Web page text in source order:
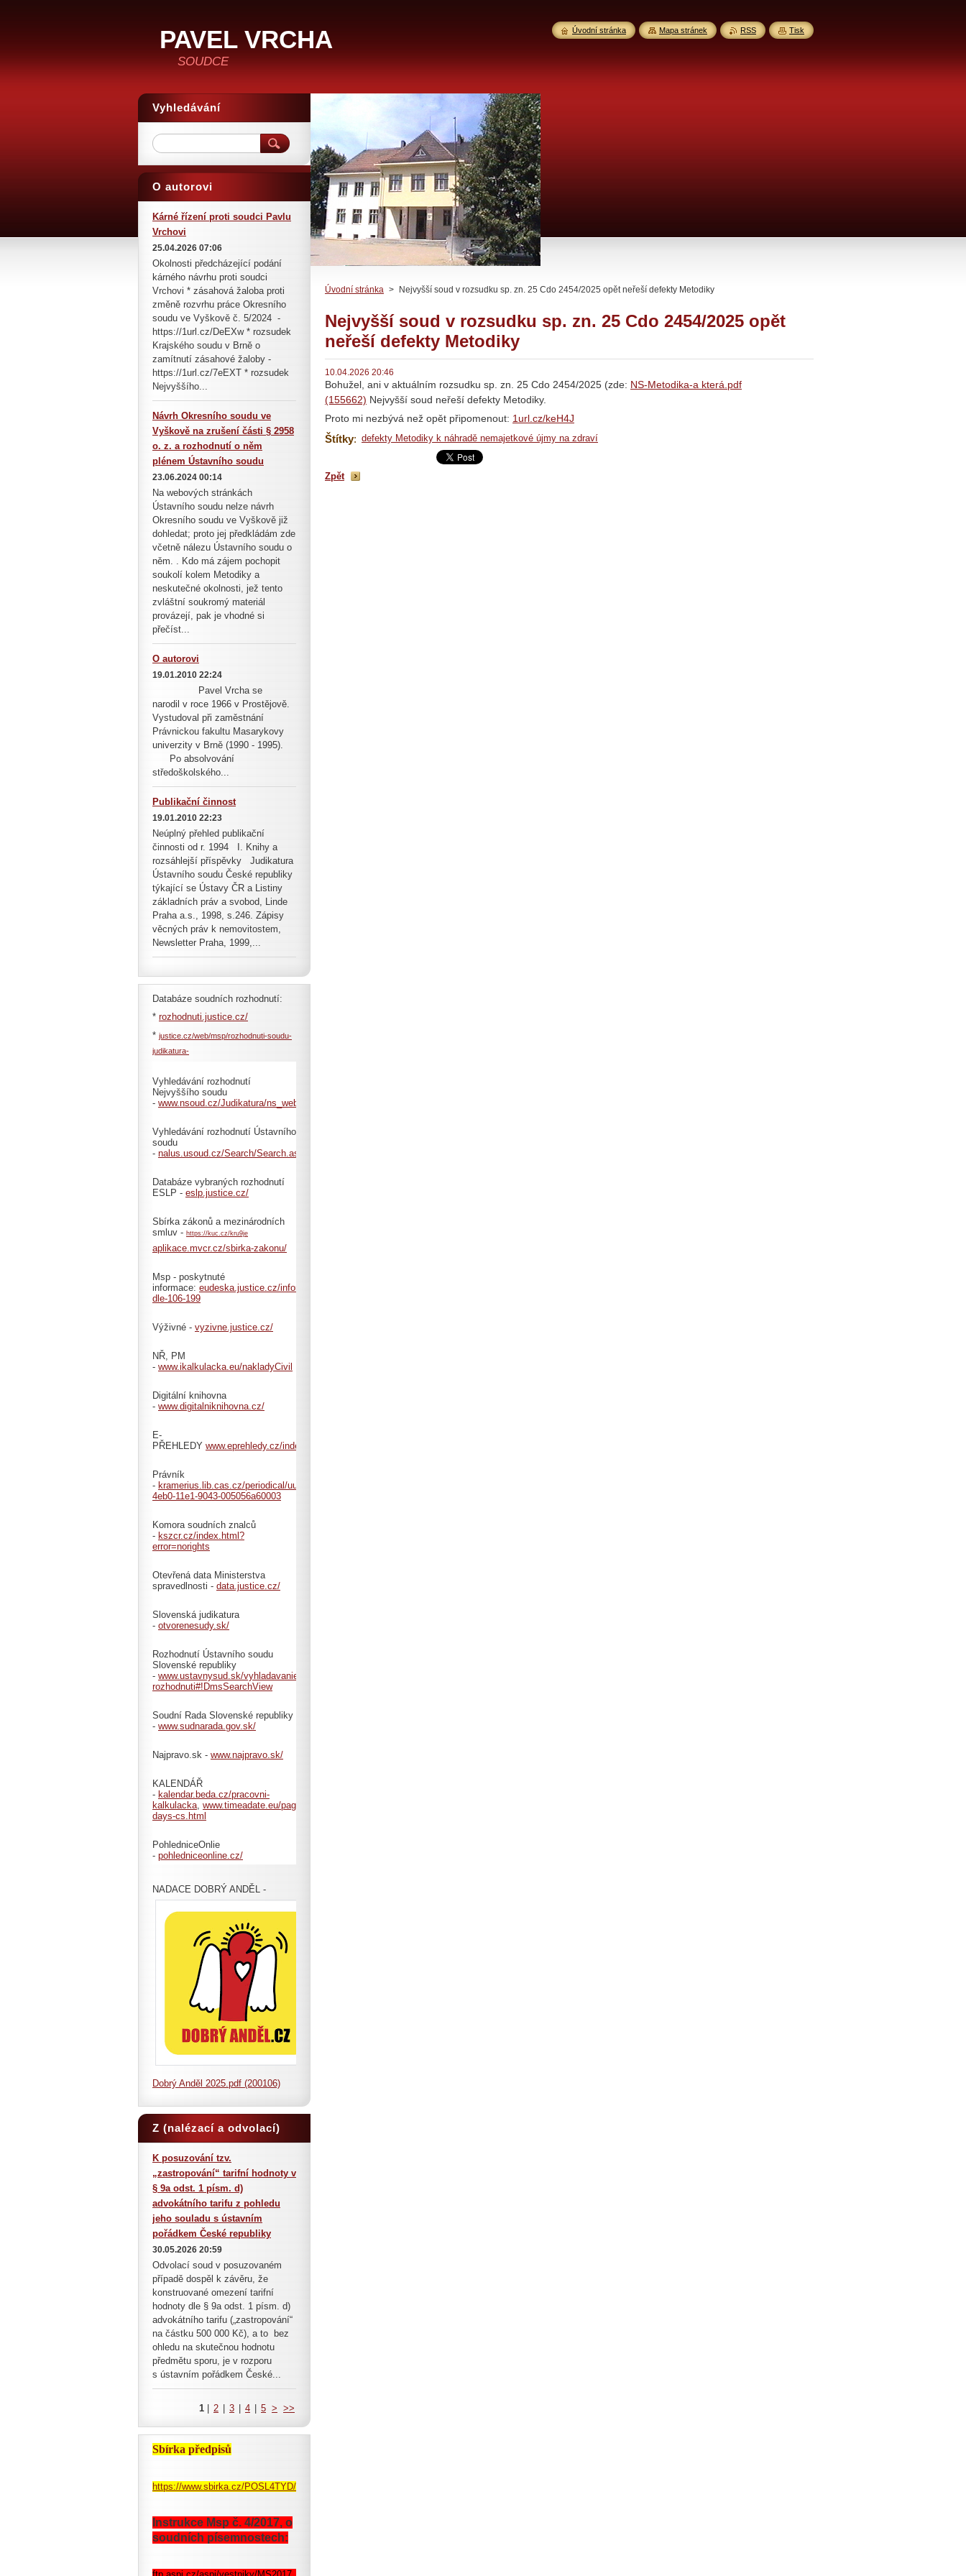
PAVEL VRCHA
SOUDCE
Úvodní stránka > Nejvyšší soud v rozsudku sp. zn. 25 Cdo 2454/2025 opět neřeší defekty Metodiky
Nejvyšší soud v rozsudku sp. zn. 25 Cdo 2454/2025 opět
neřeší defekty Metodiky
10.04.2026 20:46
Bohužel, ani v aktuálním rozsudku sp. zn. 25 Cdo 2454/2025 (zde: NS-Metodika-a která.pdf
(155662) Nejvyšší soud neřeší defekty Metodiky.
Proto mi nezbývá než opět připomenout: 1url.cz/keH4J
Štítky: defekty Metodiky k náhradě nemajetkové újmy na zdraví
Zpět
Vyhledávání
O autorovi
Kárné řízení proti soudci Pavlu
Vrchovi
25.04.2026 07:06
Okolnosti předcházející podání
kárného návrhu proti soudci
Vrchovi * zásahová žaloba proti
změně rozvrhu práce Okresního
soudu ve Vyškově č. 5/2024 -
https://1url.cz/DeEXw * rozsudek
Krajského soudu v Brně o
zamítnutí zásahové žaloby -
https://1url.cz/7eEXT * rozsudek
Nejvyššího...
Návrh Okresního soudu ve
Vyškově na zrušení části § 2958
o. z. a rozhodnutí o něm
plénem Ústavního soudu
23.06.2024 00:14
Na webových stránkách
Ústavního soudu nelze návrh
Okresního soudu ve Vyškově již
dohledat; proto jej předkládám zde
včetně nálezu Ústavního soudu o
něm. . Kdo má zájem pochopit
soukolí kolem Metodiky a
neskutečné okolnosti, jež tento
zvláštní soukromý materiál
provázejí, pak je vhodné si
přečíst...
O autorovi
19.01.2010 22:24
Pavel Vrcha se
narodil v roce 1966 v Prostějově.
Vystudoval při zaměstnání
Právnickou fakultu Masarykovy
univerzity v Brně (1990 - 1995).
Po absolvování
středoškolského...
Publikační činnost
19.01.2010 22:23
Neúplný přehled publikační
činnosti od r. 1994 I. Knihy a
rozsáhlejší příspěvky Judikatura
Ústavního soudu České republiky
týkající se Ústavy ČR a Listiny
základních práv a svobod, Linde
Praha a.s., 1998, s.246. Zápisy
věcných práv k nemovitostem,
Newsletter Praha, 1999,...
Databáze soudních rozhodnutí:
* rozhodnuti.justice.cz/
* justice.cz/web/msp/rozhodnuti-soudu-
judikatura-
Vyhledávání rozhodnutí
Nejvyššího soudu
- www.nsoud.cz/Judikatura/ns_web.nsf/WebSpreadSearch
Vyhledávání rozhodnutí Ústavního
soudu
- nalus.usoud.cz/Search/Search.aspx
Databáze vybraných rozhodnutí
ESLP - eslp.justice.cz/
Sbírka zákonů a mezinárodních
smluv - https://kuc.cz/kru9je
aplikace.mvcr.cz/sbirka-zakonu/
Msp - poskytnuté
informace: eudeska.justice.cz/informace-
dle-106-199
Výživné - vyzivne.justice.cz/
NŘ, PM
- www.ikalkulacka.eu/nakladyCivil
Digitální knihovna
- www.digitalniknihovna.cz/
E-
PŘEHLEDY www.eprehledy.cz/index.php
Právník
- kramerius.lib.cas.cz/periodical/uuid:719be951-
4eb0-11e1-9043-005056a60003
Komora soudních znalců
- kszcr.cz/index.html?
error=norights
Otevřená data Ministerstva
spravedlnosti - data.justice.cz/
Slovenská judikatura
- otvorenesudy.sk/
Rozhodnutí Ústavního soudu
Slovenské republiky
- www.ustavnysud.sk/vyhladavanie-
rozhodnuti#!DmsSearchView
Soudní Rada Slovenské republiky
- www.sudnarada.gov.sk/
Najpravo.sk - www.najpravo.sk/
KALENDÁŘ
- kalendar.beda.cz/pracovni-
kalkulacka, www.timeadate.eu/pages/cs/calculator-
days-cs.html
PohledniceOnlie
- pohledniceonline.cz/
NADACE DOBRÝ ANDĚL -
Dobrý Anděl 2025.pdf (200106)
Z (nalézací a odvolací)
judikatury
K posuzování tzv.
„zastropování“ tarifní hodnoty v
§ 9a odst. 1 písm. d)
advokátního tarifu z pohledu
jeho souladu s ústavním
pořádkem České republiky
30.05.2026 20:59
Odvolací soud v posuzovaném
případě dospěl k závěru, že
konstruované omezení tarifní
hodnoty dle § 9a odst. 1 písm. d)
advokátního tarifu („zastropování“
na částku 500 000 Kč), a to bez
ohledu na skutečnou hodnotu
předmětu sporu, je v rozporu
s ústavním pořádkem České...
1 2 3 4 5 > >>
Sbírka předpisů
https://www.sbirka.cz/POSL4TYD/pohled.htm
Instrukce Msp č. 4/2017, o
soudních písemnostech:
Úvodní stránka Mapa stránek RSS Tisk